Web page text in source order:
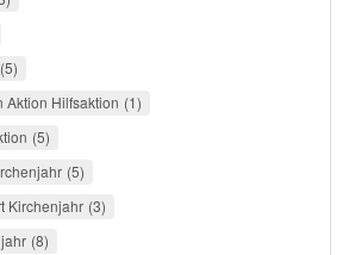
5
Aktion Hilfsaktion 1
5
5
Kirchenjahr 3
8